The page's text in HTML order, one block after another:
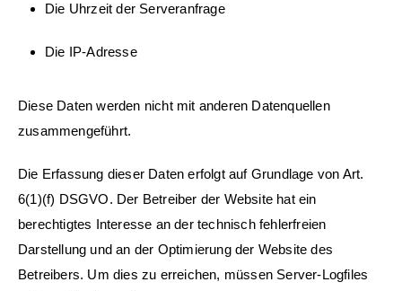
Die Uhrzeit der Serveranfrage
Die IP-Adresse
Diese Daten werden nicht mit anderen Datenquellen
zusammengeführt.
Die Erfassung dieser Daten erfolgt auf Grundlage von Art.
6(1)(f) DSGVO. Der Betreiber der Website hat ein
berechtigtes Interesse an der technisch fehlerfreien
Darstellung und an der Optimierung der Website des
Betreibers. Um dies zu erreichen, müssen Server-Logfiles